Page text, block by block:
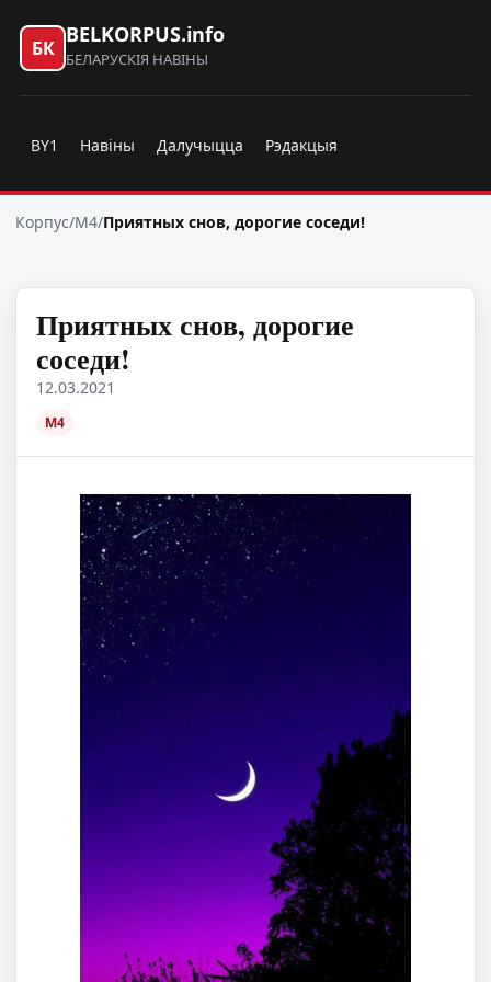
БК
BELKORPUS.info
БЕЛАРУСКІЯ НАВІНЫ
BY1 Навіны Далучыцца Рэдакцыя
Корпус/M4/Приятных снов, дорогие соседи!
Приятных снов, дорогие
соседи!
12.03.2021
M4